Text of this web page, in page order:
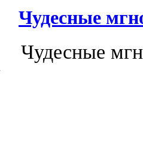
Чудесные
Чудесные